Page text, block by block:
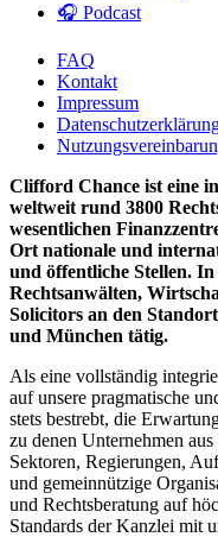
🎧 Podcast
FAQ
Kontakt
Impressum
Clifford Chance ist eine
weltweit rund 3800
wesentlichen
Ort nationale und
und öffentliche Stellen.
Rechtsanwälten,
Solicitors an den
und München tätig.
Als eine vollständig
auf unsere pragmatische
stets bestrebt, die
zu denen Unternehmen
Sektoren, Regierungen,
und gemeinnützige
und Rechtsberatung auf
Standards der Kanzlei mit